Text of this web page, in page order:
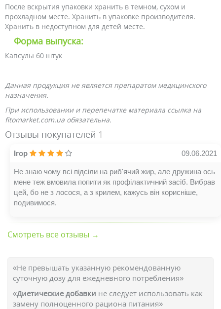
После вскрытия упаковки хранить в темном, сухом и
прохладном месте. Хранить в упаковке производителя.
Хранить в недоступном для детей месте.
Форма выпуска:
Капсулы 60 штук
Данная продукция не является препаратом медицинского
назначения.
При использовании и перепечатке материала ссылка на
fitomarket.com.ua обязательна.
Отзывы покупателей 1
Ігор 09.06.2021
Не знаю чому всі підсіли на риб'ячий жир, але дружина ось
мене теж вмовила попити як профілактичний засіб. Вибрав
цей, бо не з лосося, а з крилем, кажусь він корисніше,
подивимося.
Смотреть все отзывы →
«Не превышать указанную рекомендованную
суточную дозу для ежедневного потребления»
«Диетические добавки не следует использовать как
замену полноценного рациона питания»